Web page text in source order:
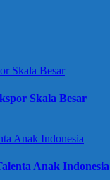
Skala Besar
Anak Indonesia